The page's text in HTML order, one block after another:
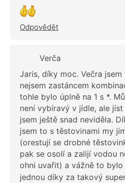
Odpovědět
Verča
Jaris, díky moc. Večra
nejsem zastáncem
tohle bylo úplně na 1 s *.
není vybíravý v jídle, ale
jsem ještě snad neviděla.
jsem to s těstovinami my
(orestují se drobné
pak se osolí a zalijí vodou
ohni uvařit) a vážně to bylo
jednou díky za takový